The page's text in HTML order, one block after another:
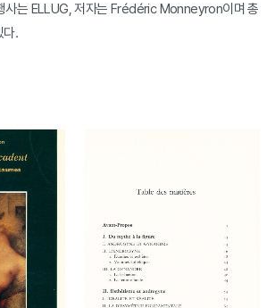
사는 ELLUG, 저자는 Frédéric Monneyron이며 총
다.